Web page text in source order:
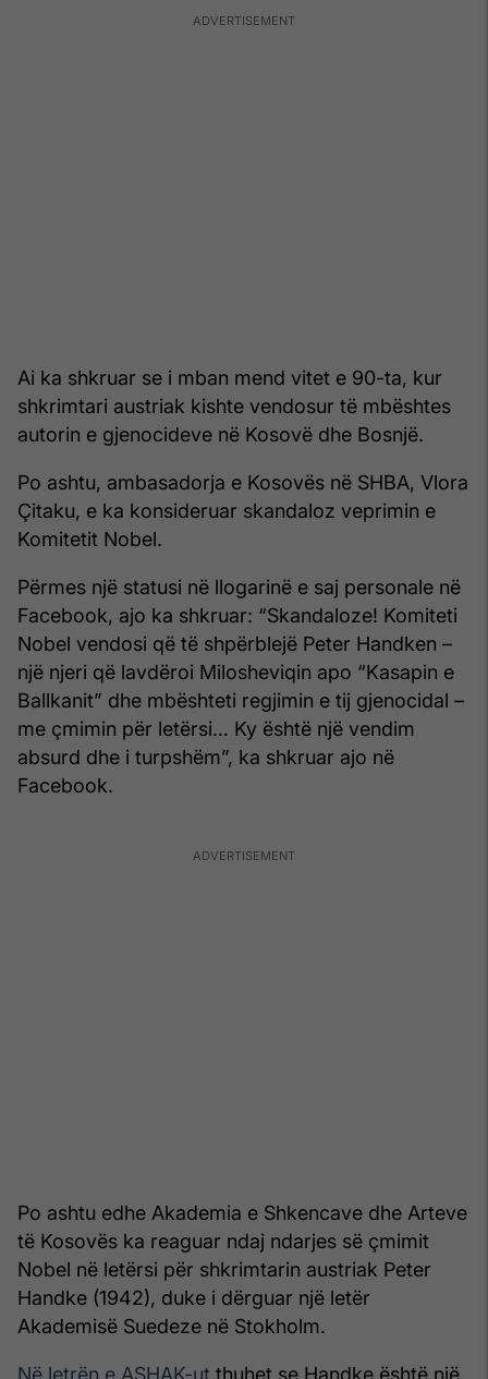
Ai ka shkruar se i mban mend vitet e 90-ta, kur
shkrimtari austriak kishte vendosur të mbështes
autorin e gjenocideve në Kosovë dhe Bosnjë.
Po ashtu, ambasadorja e Kosovës në SHBA, Vlora
Çitaku, e ka konsideruar skandaloz veprimin e
Komitetit Nobel.
Përmes një statusi në llogarinë e saj personale në
Facebook, ajo ka shkruar: “Skandaloze! Komiteti
Nobel vendosi që të shpërblejë Peter Handken –
një njeri që lavdëroi Milosheviqin apo “Kasapin e
Ballkanit” dhe mbështeti regjimin e tij gjenocidal –
me çmimin për letërsi… Ky është një vendim
absurd dhe i turpshëm”, ka shkruar ajo në
Facebook.
Po ashtu edhe Akademia e Shkencave dhe Arteve
të Kosovës ka reaguar ndaj ndarjes së çmimit
Nobel në letërsi për shkrimtarin austriak Peter
Handke (1942), duke i dërguar një letër
Akademisë Suedeze në Stokholm.
Në letrën e ASHAK-ut thuhet se Handke është një